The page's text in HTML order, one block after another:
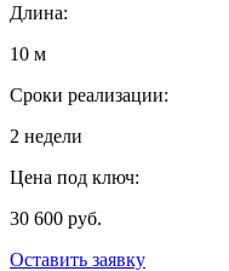
Длина:
10 м
Сроки реализации:
2 недели
Цена под ключ:
30 600 руб.
Оставить заявку